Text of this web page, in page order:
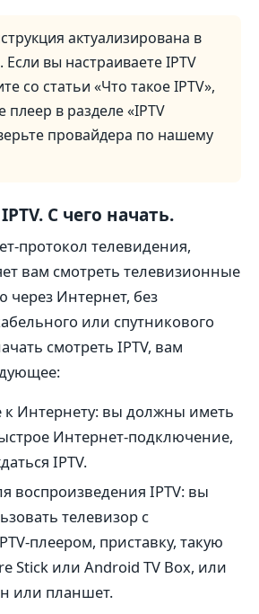
актуализирована в
Если вы настраиваете IPTV
со статьи «Что такое IPTV»,
плеер в разделе «IPTV
провайдера по нашему
С чего начать.
протокол телевидения,
вам смотреть телевизионные
Интернет, без
или спутникового
смотреть IPTV, вам
Интернету: вы должны иметь
Интернет-подключение,
IPTV.
воспроизведения IPTV: вы
телевизор с
плеером, приставку, такую
Stick или Android TV Box, или
или планшет.